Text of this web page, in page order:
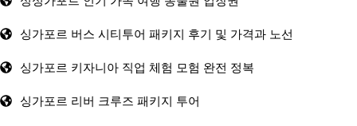
싱가포르 버스 시티투어 패키지 후기 및 가격과 노선
싱가포르 키자니아 직업 체험 모험 완전 정복
싱가포르 리버 크루즈 패키지 투어